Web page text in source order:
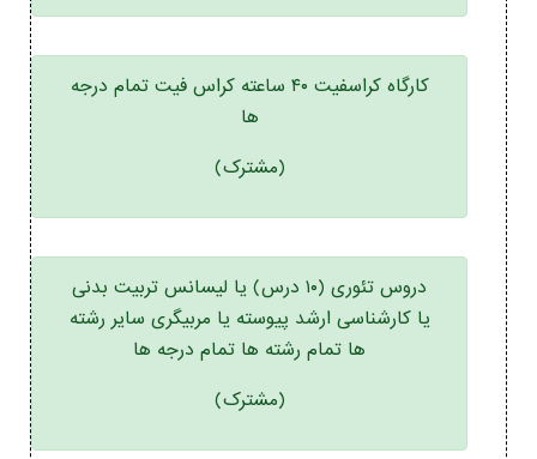
کارگاه کراسفیت ۴۰ ساعته کراس فیت تمام درجه
ها
(مشترک)
دروس تئوری (۱۰ درس) یا لیسانس تربیت بدنی
یا کارشناسی ارشد پیوسته یا مربیگری سایر رشته
ها تمام رشته ها تمام درجه ها
(مشترک)